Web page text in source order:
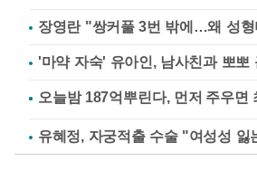
장영란 "쌍커풀 3번 밖에…왜 성
'마약 자숙' 유아인, 남사친과 뽀뽀
유혜정, 자궁적출 수술 "여성성